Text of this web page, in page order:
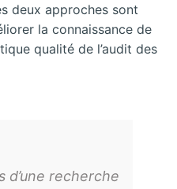
deux approches sont
la connaissance de
qualité de l’audit des
d’une recherche